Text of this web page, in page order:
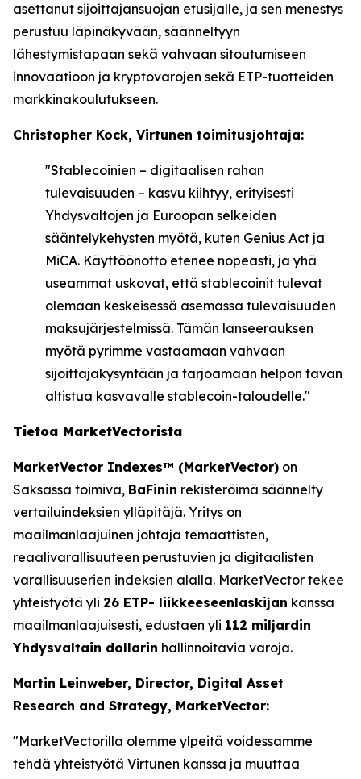
asettanut sijoittajansuojan etusijalle, ja sen menestys
perustuu läpinäkyvään, säänneltyyn
lähestymistapaan sekä vahvaan sitoutumiseen
innovaatioon ja kryptovarojen sekä ETP-tuotteiden
markkinakoulutukseen.
Christopher Kock, Virtunen toimitusjohtaja:
"Stablecoinien – digitaalisen rahan
tulevaisuuden – kasvu kiihtyy, erityisesti
Yhdysvaltojen ja Euroopan selkeiden
sääntelykehysten myötä, kuten Genius Act ja
MiCA. Käyttöönotto etenee nopeasti, ja yhä
useammat uskovat, että stablecoinit tulevat
olemaan keskeisessä asemassa tulevaisuuden
maksujärjestelmissä. Tämän lanseerauksen
myötä pyrimme vastaamaan vahvaan
sijoittajakysyntään ja tarjoamaan helpon tavan
altistua kasvavalle stablecoin-taloudelle."
Tietoa MarketVectorista
MarketVector Indexes™ (MarketVector) on
Saksassa toimiva, BaFinin rekisteröimä säännelty
vertailuindeksien ylläpitäjä. Yritys on
maailmanlaajuinen johtaja temaattisten,
reaalivarallisuuteen perustuvien ja digitaalisten
varallisuuserien indeksien alalla. MarketVector tekee
yhteistyötä yli 26 ETP- liikkeeseenlaskijan kanssa
maailmanlaajuisesti, edustaen yli 112 miljardin
Yhdysvaltain dollarin hallinnoitavia varoja.
Martin Leinweber, Director, Digital Asset
Research and Strategy, MarketVector:
"MarketVectorilla olemme ylpeitä voidessamme
tehdä yhteistyötä Virtunen kanssa ja muuttaa